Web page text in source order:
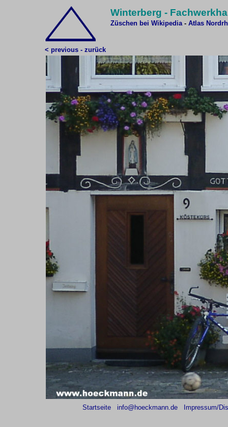
Winterberg -
Züschen bei Wikipedia- Atlas
< previous - zurück
Startseite info@hoeckmann.de Impressum/